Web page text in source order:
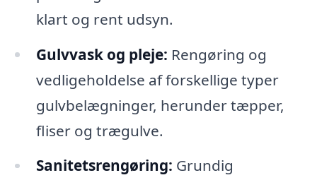
klart og rent udsyn.
Gulvvask og pleje: Rengøring og
vedligeholdelse af forskellige typer
gulvbelægninger, herunder tæpper,
fliser og trægulve.
Sanitetsrengøring: Grundig